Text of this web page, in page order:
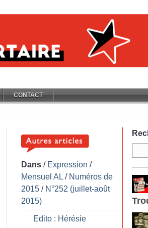
CONTACT
Dans / Expression /
Mensuel AL / Numéros de
2015 / N°252 (juillet-août
2015)
Edito : Hérésie